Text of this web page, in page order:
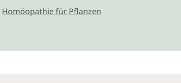
Homöopathie für Pflanzen